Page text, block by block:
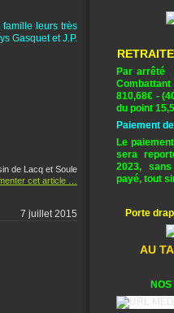
leurs très
Gasquet et J.P.
de Lacq et Soule
cet article
7 juillet 2015
Par arrêté
810,68€ -
du point
Paiement
Le
sera
2023,
payé, tout
Porte
AU